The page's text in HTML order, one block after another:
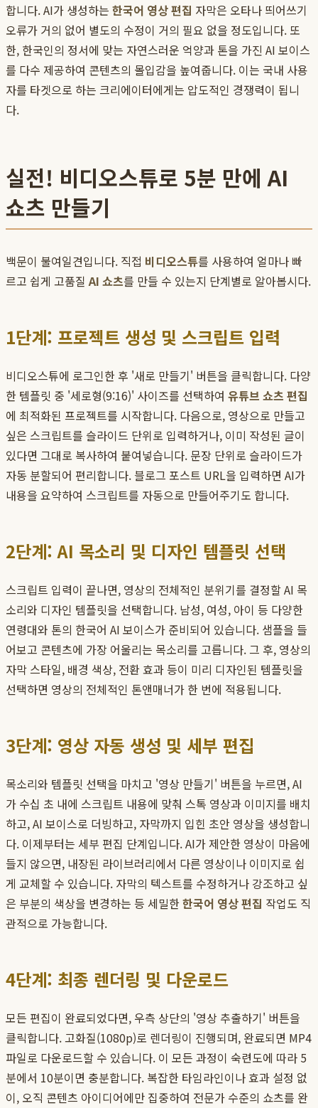
합니다. AI가 생성하는 한국어 영상 편집 자막은 오타나 띄어쓰기
오류가 거의 없어 별도의 수정이 거의 필요 없을 정도입니다. 또
한, 한국인의 정서에 맞는 자연스러운 억양과 톤을 가진 AI 보이스
를 다수 제공하여 콘텐츠의 몰입감을 높여줍니다. 이는 국내 사용
자를 타겟으로 하는 크리에이터에게는 압도적인 경쟁력이 됩니
다.
실전! 비디오스튜로 5분 만에 AI
쇼츠 만들기
백문이 불여일견입니다. 직접 비디오스튜를 사용하여 얼마나 빠
르고 쉽게 고품질AI 쇼츠를 만들 수 있는지 단계별로 알아봅시다.
1단계: 프로젝트 생성 및 스크립트 입력
비디오스튜에 로그인한 후 '새로 만들기' 버튼을 클릭합니다. 다양
한 템플릿 중 '세로형(9:16)' 사이즈를 선택하여 유튜브 쇼츠 편집
에 최적화된 프로젝트를 시작합니다. 다음으로, 영상으로 만들고
싶은 스크립트를 슬라이드 단위로 입력하거나, 이미 작성된 글이
있다면 그대로 복사하여 붙여넣습니다. 문장 단위로 슬라이드가
자동 분할되어 편리합니다. 블로그 포스트 URL을 입력하면 AI가
내용을 요약하여 스크립트를 자동으로 만들어주기도 합니다.
2단계: AI 목소리 및 디자인 템플릿 선택
스크립트 입력이 끝나면, 영상의 전체적인 분위기를 결정할 AI 목
소리와 디자인 템플릿을 선택합니다. 남성, 여성, 아이 등 다양한
연령대와 톤의 한국어 AI 보이스가 준비되어 있습니다. 샘플을 들
어보고 콘텐츠에 가장 어울리는 목소리를 고릅니다. 그 후, 영상의
자막 스타일, 배경 색상, 전환 효과 등이 미리 디자인된 템플릿을
선택하면 영상의 전체적인 톤앤매너가 한 번에 적용됩니다.
3단계: 영상 자동 생성 및 세부 편집
목소리와 템플릿 선택을 마치고 '영상 만들기' 버튼을 누르면, AI
가 수십 초 내에 스크립트 내용에 맞춰 스톡 영상과 이미지를 배치
하고, AI 보이스로 더빙하고, 자막까지 입힌 초안 영상을 생성합니
다. 이제부터는 세부 편집 단계입니다. AI가 제안한 영상이 마음에
들지 않으면, 내장된 라이브러리에서 다른 영상이나 이미지로 쉽
게 교체할 수 있습니다. 자막의 텍스트를 수정하거나 강조하고 싶
은 부분의 색상을 변경하는 등 세밀한한국어 영상 편집 작업도 직
관적으로 가능합니다.
4단계: 최종 렌더링 및 다운로드
모든 편집이 완료되었다면, 우측 상단의 '영상 추출하기' 버튼을
클릭합니다. 고화질(1080p)로 렌더링이 진행되며, 완료되면 MP4
파일로 다운로드할 수 있습니다. 이 모든 과정이 숙련도에 따라 5
분에서 10분이면 충분합니다. 복잡한 타임라인이나 효과 설정 없
이, 오직 콘텐츠 아이디어에만 집중하여 전문가 수준의 쇼츠를 완